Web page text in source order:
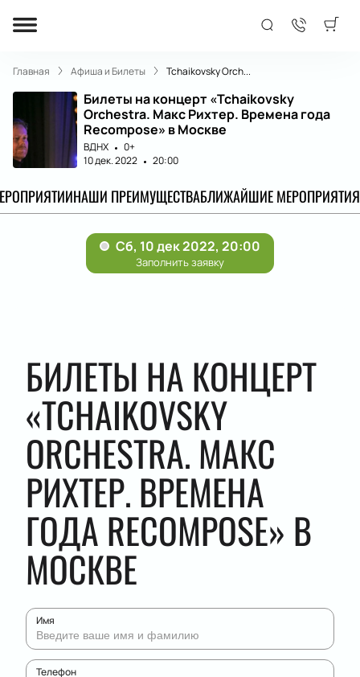
Главная Афиша и Билеты Tchaikovsky Orch...
Билеты на концерт «Tchaikovsky
Orchestra. Макс Рихтер. Времена года
Recompose» в Москве
ВДНХ
0+
10 дек. 2022
20:00
НАШИ ПРЕИМУЩЕСТВАБЛИЖАЙШИЕ МЕРОПРИЯТИЯ
БИЛЕТЫ НА КОНЦЕРТ
«TCHAIKOVSKY
ORCHESTRA. МАКС
РИХТЕР. ВРЕМЕНА
ГОДА RECOMPOSE» В
МОСКВЕ
Имя
Телефон